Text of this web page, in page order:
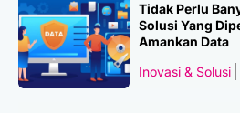
Tidak Perlu
Solusi Yang
Amankan Data
Inovasi & Solusi